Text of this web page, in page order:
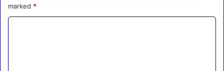
marked *